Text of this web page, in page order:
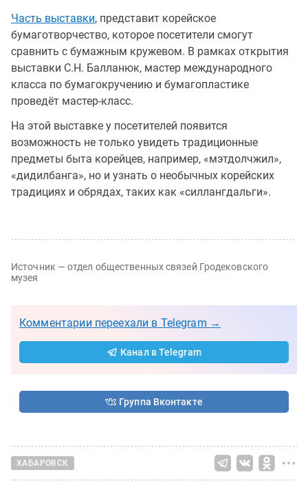
Часть выставки, представит корейское
бумаготворчество, которое посетители смогут
сравнить с бумажным кружевом. В рамках открытия
выставки С.Н. Балланюк, мастер международного
класса по бумагокручению и бумагопластике
проведёт мастер-класс.
На этой выставке у посетителей появится
возможность не только увидеть традиционные
предметы быта корейцев, например, «мэтдолчжил»,
«дидилбанга», но и узнать о необычных корейских
традициях и обрядах, таких как «силлангдальги».
Источник — отдел общественных связей Гродековского
музея
Комментарии переехали в Telegram →
Канал в Telegram
Группа Вконтакте
ХАБАРОВСК